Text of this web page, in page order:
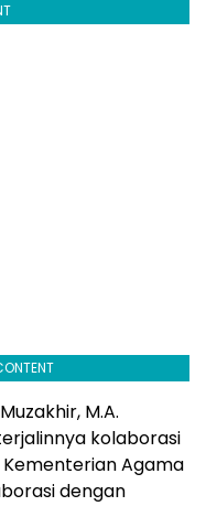
M.A.
kolaborasi
Agama
dengan